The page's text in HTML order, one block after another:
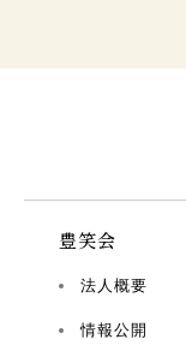
豊笑会
法人概要
情報公開